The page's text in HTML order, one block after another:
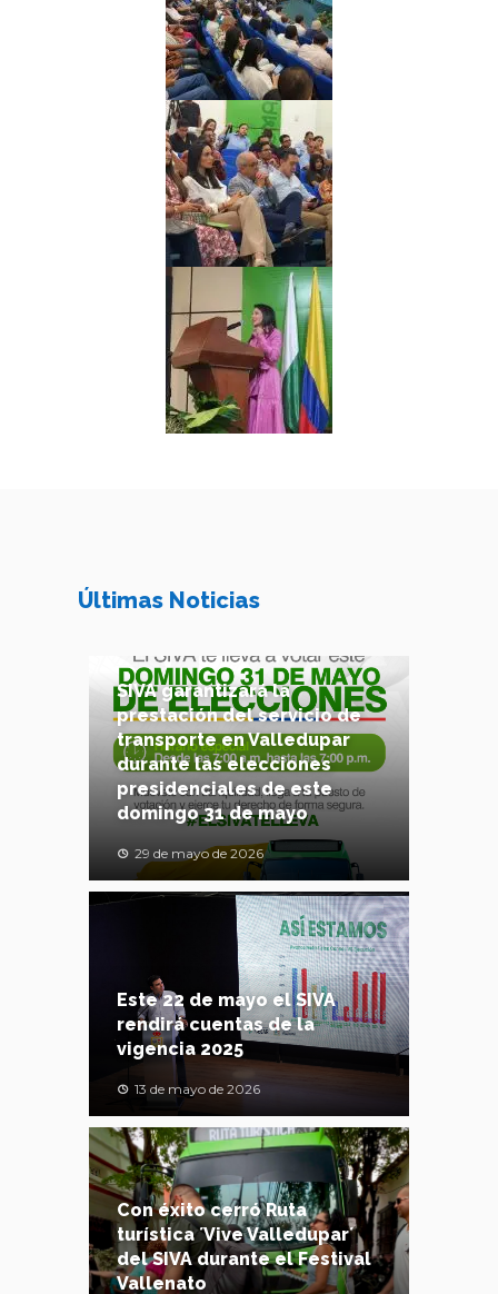
Últimas Noticias
SIVA garantizará la
prestación del servicio de
transporte en Valledupar
durante las elecciones
presidenciales de este
domingo 31 de mayo
29 de mayo de 2026
Este 22 de mayo el SIVA
rendirá cuentas de la
vigencia 2025
13 de mayo de 2026
Con éxito cerró Ruta
turística ´Vive Valledupar´
del SIVA durante el Festival
Vallenato